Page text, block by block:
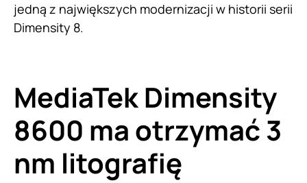
jedną z największych modernizacji w historii serii
Dimensity 8.
MediaTek Dimensity
8600 ma otrzymać 3
nm litografię